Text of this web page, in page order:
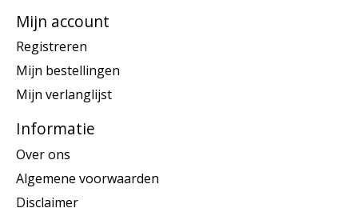
Mijn account
Registreren
Mijn bestellingen
Mijn verlanglijst
Informatie
Over ons
Algemene voorwaarden
Disclaimer